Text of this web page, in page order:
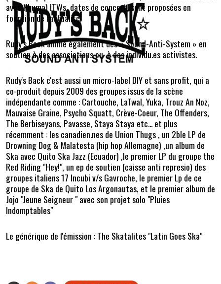
avec Nhuma) ITWs, dates de concert, sont proposées en
fonction de l'actualité.
Rudy’s Back anime également des « Sound-Anti-System » en
soutien à des associations ou à des individu.es activistes.
Rudy's Back c'est aussi un micro-label DIY et sans profit, qui a
co-produit depuis 2009 des groupes issus de la scène
indépendante comme : Cartouche, LaTwal, Yuka, Trouz An Noz,
Mauvaise Graine, Psycho Squatt, Crève-Coeur, The Offenders,
The Berbiseyans, Pavasse, Staya Staya etc... et plus
récemment : les canadien.nes de Union Thugs , un 2ble LP de
Drowning Dog & Malatesta (hip hop Allemagne) ,un album de
Ska avec Quito Ska Jazz (Ecuador) ,le premier LP du groupe the
Red Riding "Hey!", un ep de soutien (caisse anti represio) des
groupes italiens 17 Incubi v/s Gavroche, le premier Lp de ce
groupe de Ska de Quito Los Argonautas, et le premier album de
Jojo "Jeune Seigneur " avec son projet solo "Pluies
Indomptables"
Le générique de l'émission : The Skatalites "Latin Goes Ska"